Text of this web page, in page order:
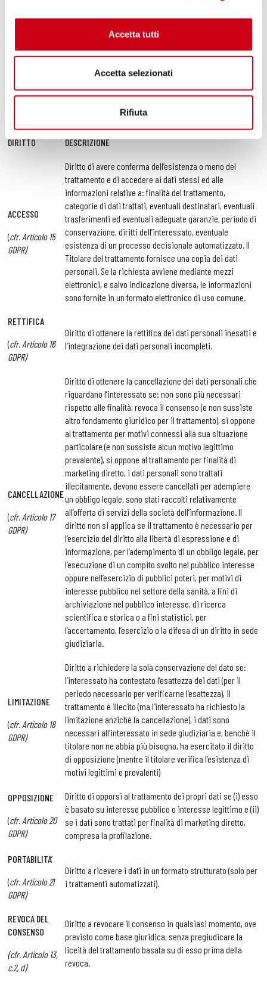
Accetta tutti
Accetta selezionati
Rifiuta
Il legittimo interesse di cui alla finalità WE7 è
l’agevolazione dell’interessato alla navigazione sul sito.
Potrai esercitare i seguenti diritti inviando specifica richiesta al Titolare
del trattamento all’indirizzo e-mail:info@scproject-exhaust.ch
DIRITTO DESCRIZIONE
ACCESSO
(cfr. Articolo 15
GDPR)
Diritto di avere conferma dell’esistenza o meno del
trattamento e di accedere ai dati stessi ed alle
informazioni relative a: finalità del trattamento,
categorie di dati trattati, eventuali destinatari, eventuali
trasferimenti ed eventuali adeguate garanzie, periodo di
conservazione, diritti dell’interessato, eventuale
esistenza di un processo decisionale automatizzato. Il
Titolare del trattamento fornisce una copia dei dati
personali. Se la richiesta avviene mediante mezzi
elettronici, e salvo indicazione diversa, le informazioni
sono fornite in un formato elettronico di uso comune.
RETTIFICA
(cfr. Articolo 16
GDPR)
Diritto di ottenere la rettifica dei dati personali inesatti e
l’integrazione dei dati personali incompleti.
CANCELLAZIONE
(cfr. Articolo 17
GDPR)
Diritto di ottenere la cancellazione dei dati personali che
riguardano l’interessato se: non sono più necessari
rispetto alle finalità, revoca il consenso (e non sussiste
altro fondamento giuridico per il trattamento), si oppone
al trattamento per motivi connessi alla sua situazione
particolare (e non sussiste alcun motivo legittimo
prevalente), si oppone al trattamento per finalità di
marketing diretto, i dati personali sono trattati
illecitamente, devono essere cancellati per adempiere
un obbligo legale, sono stati raccolti relativamente
all’offerta di servizi della società dell’informazione. Il
diritto non si applica se il trattamento è necessario per
l’esercizio del diritto alla libertà di espressione e di
informazione, per l’adempimento di un obbligo legale, per
l’esecuzione di un compito svolto nel pubblico interesse
oppure nell’esercizio di pubblici poteri, per motivi di
interesse pubblico nel settore della sanità, a fini di
archiviazione nel pubblico interesse, di ricerca
scientifica o storica o a fini statistici, per
l’accertamento, l’esercizio o la difesa di un diritto in sede
giudiziaria.
LIMITAZIONE
(cfr. Articolo 18
GDPR)
Diritto a richiedere la sola conservazione del dato se:
l’interessato ha contestato l’esattezza dei dati (per il
periodo necessario per verificarne l’esattezza), il
trattamento è illecito (ma l’interessato ha richiesto la
limitazione anziché la cancellazione), i dati sono
necessari all’interessato in sede giudiziaria e, benché il
titolare non ne abbia più bisogno, ha esercitato il diritto
di opposizione (mentre il titolare verifica l’esistenza di
motivi legittimi e prevalenti)
OPPOSIZIONE
(cfr. Articolo 20
GDPR)
Diritto di opporsi al trattamento dei propri dati se (i) esso
è basato su interesse pubblico o interesse legittimo e (ii)
se i dati sono trattati per finalità di marketing diretto,
compresa la profilazione.
PORTABILITA’
(cfr. Articolo 21
GDPR)
Diritto a ricevere i dati in un formato strutturato (solo per
i trattamenti automatizzati).
REVOCA DEL
CONSENSO
(cfr. Articolo 13,
c.2, d)
Diritto a revocare il consenso in qualsiasi momento, ove
previsto come base giuridica, senza pregiudicare la
liceità del trattamento basata su di esso prima della
revoca.